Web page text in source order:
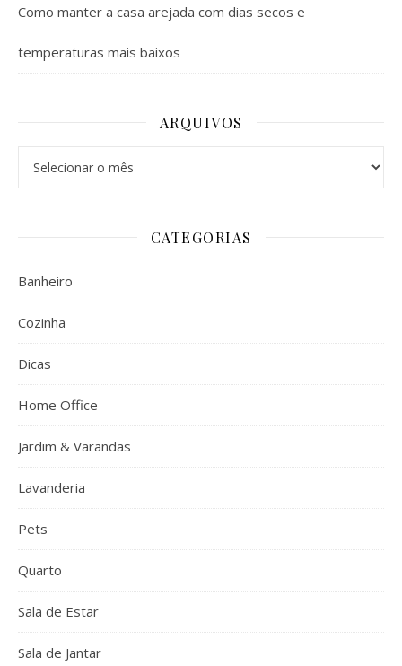
Como manter a casa arejada com dias secos e
temperaturas mais baixos
ARQUIVOS
CATEGORIAS
Banheiro
Cozinha
Dicas
Home Office
Jardim & Varandas
Lavanderia
Pets
Quarto
Sala de Estar
Sala de Jantar